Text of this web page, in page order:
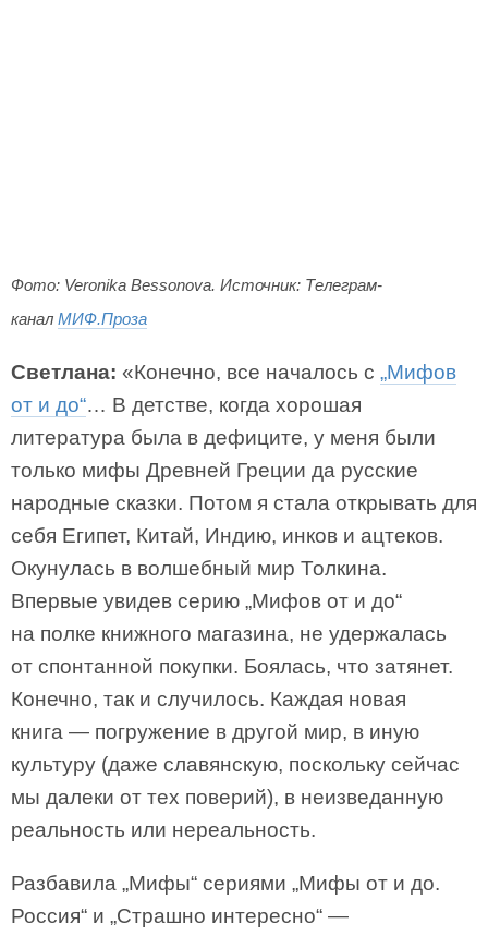
Фото: Veronika Bessonova. Источник: Телеграм-
канал МИФ.Проза
Светлана: «Конечно, все началось с „Мифов
от и до“… В детстве, когда хорошая
литература была в дефиците, у меня были
только мифы Древней Греции да русские
народные сказки. Потом я стала открывать для
себя Египет, Китай, Индию, инков и ацтеков.
Окунулась в волшебный мир Толкина.
Впервые увидев серию „Мифов от и до“
на полке книжного магазина, не удержалась
от спонтанной покупки. Боялась, что затянет.
Конечно, так и случилось. Каждая новая
книга — погружение в другой мир, в иную
культуру (даже славянскую, поскольку сейчас
мы далеки от тех поверий), в неизведанную
реальность или нереальность.
Разбавила „Мифы“ сериями „Мифы от и до.
Россия“ и „Страшно интересно“ —